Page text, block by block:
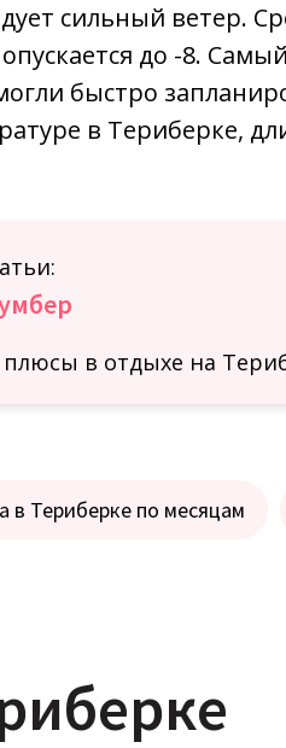
сильный ветер.
до -8.
быстро
в Териберке,
плюсы в отдыхе на
в Териберке по месяцам